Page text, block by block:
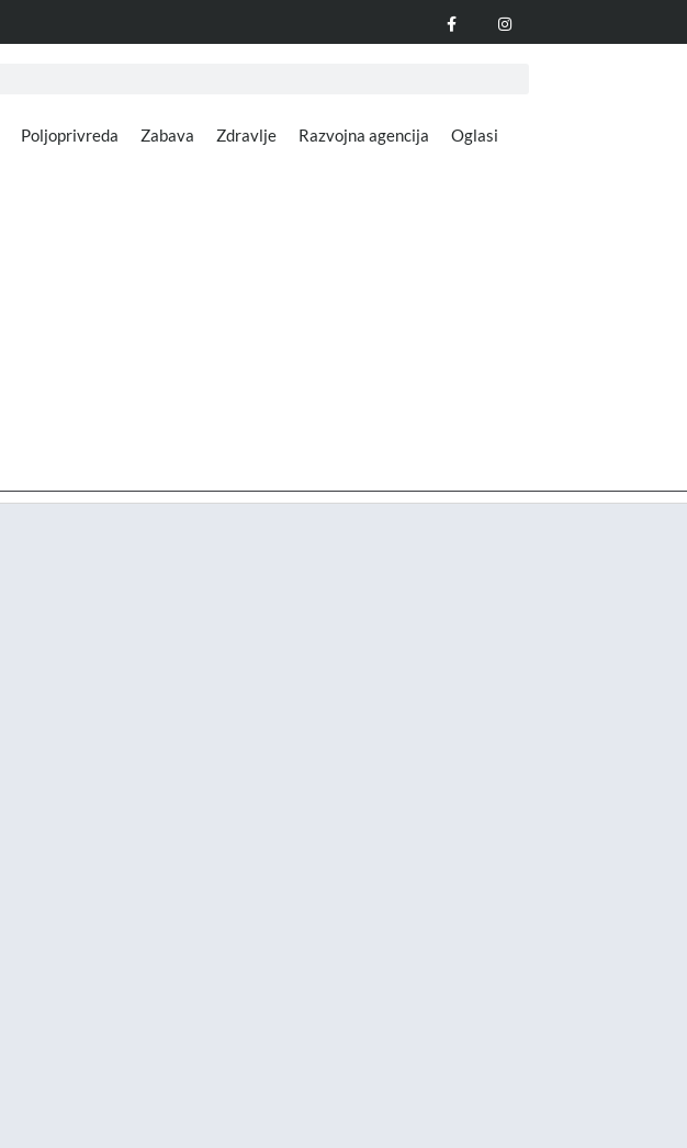
Poljoprivreda Zabava Zdravlje Razvojna agencija Oglasi